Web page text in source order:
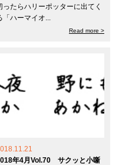
ったらハリーポッターに出てく
「ハーマイオ...
Read more >
年4月Vol.70 サクッと小噺